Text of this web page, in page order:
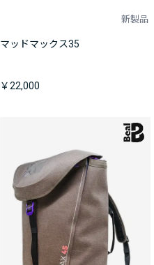
新製品
マッドマックス35
￥22,000